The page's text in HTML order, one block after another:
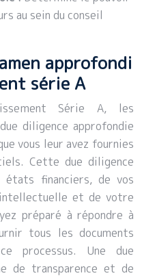
au sein du conseil
approfondi
série A
Série A, les
diligence approfondie
vous leur avez fournies
Cette due diligence
états financiers, de vos
et de votre
préparé à répondre à
tous les documents
processus. Une due
de transparence et de